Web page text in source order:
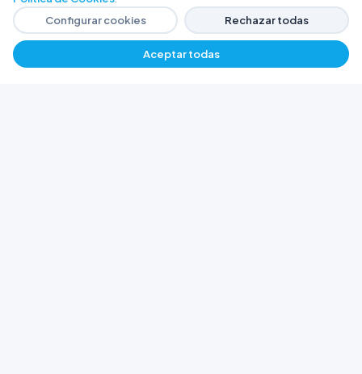
$ 5159,76 + Agregar
Configurar cookies
Rechazar todas
Aceptar todas